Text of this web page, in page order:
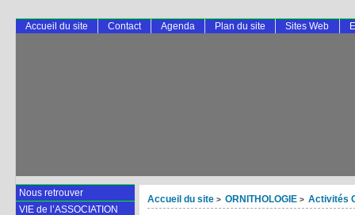
Accueil du site > ORNITHOLOGIE > Activités
Accueil du site Contact Agenda Plan du site Sites Web
Nous retrouver
VIE de l’ASSOCIATION